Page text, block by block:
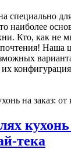
специально
наиболее
Кто, как не
Наша
тека